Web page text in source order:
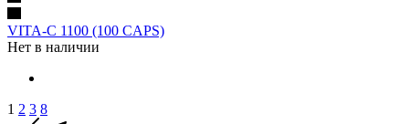
VITA-C 1100 (100 CAPS)
Нет в наличии
1 2 3 8